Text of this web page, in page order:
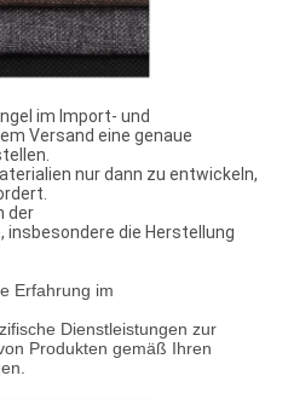
im Import- und
Versand eine genaue
nur dann zu entwickeln,
der
die Herstellung
Erfahrung im
Dienstleistungen zur
Produkten gemäß Ihren